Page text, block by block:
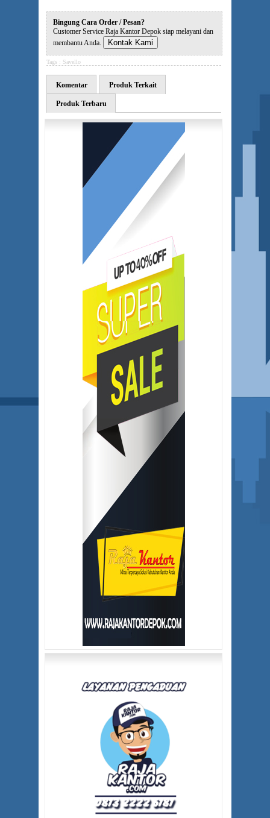
Bingung Cara Order / Pesan?
Customer Service Raja Kantor Depok siap melayani dan
membantu Anda.
Kontak Kami
Tags : Savello
Komentar Produk Terkait
Produk Terbaru